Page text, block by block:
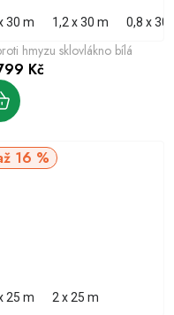
1,5 x 30 m
hmyzu sklovlákno bílá
30 m 1,2 x 30 m 0,8 x 30
Kč
1,5 x 30 m 0,5 x 30 m
16 %
25 m 2 x 25 m